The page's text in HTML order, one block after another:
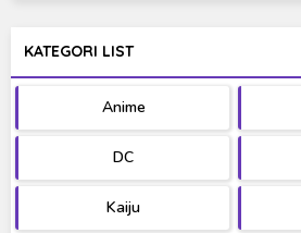
KATEGORI LIST
Anime
DC
Kaiju